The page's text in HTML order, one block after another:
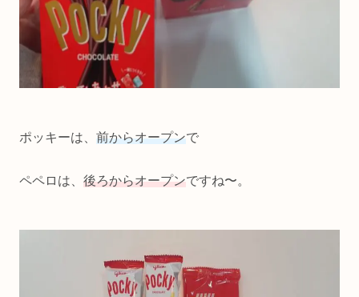
ポッキーは、 前からオープンで
ペペロは、 後ろからオープンですね〜。